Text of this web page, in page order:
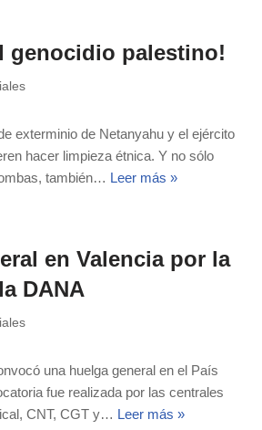
genocidio palestino!
exterminio de Netanyahu y el ejército
hacer limpieza étnica. Y no sólo
también… Leer más »
en Valencia por la
DANA
una huelga general en el País
fue realizada por las centrales
CNT, CGT y… Leer más »